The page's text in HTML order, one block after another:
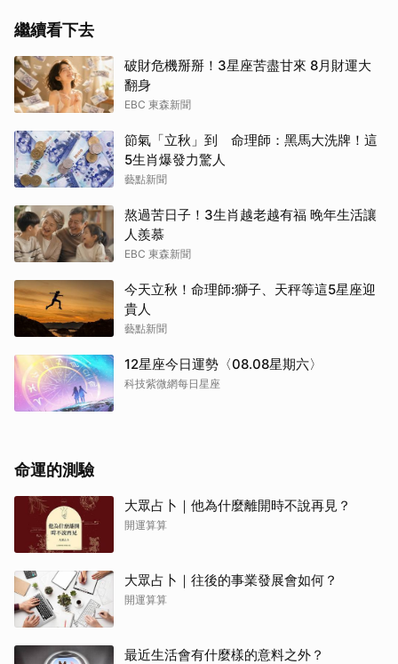
繼續看下去
破財危機掰掰！3星座苦盡甘來 8月財運大
翻身
EBC 東森新聞
節氣「立秋」到 命理師：黑馬大洗牌！這
5生肖爆發力驚人
藝點新聞
熬過苦日子！3生肖越老越有福 晚年生活讓
人羨慕
EBC 東森新聞
今天立秋！命理師:獅子、天秤等這5星座迎
貴人
藝點新聞
12星座今日運勢〈08.08星期六〉
科技紫微網每日星座
命運的測驗
大眾占卜｜他為什麼離開時不說再見？
開運算算
大眾占卜｜往後的事業發展會如何？
開運算算
最近生活會有什麼樣的意料之外？